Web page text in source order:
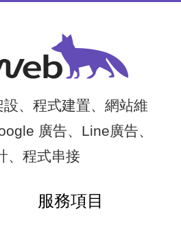
、程式建置、網站維
廣告、Line廣告、
、程式串接
服務項目